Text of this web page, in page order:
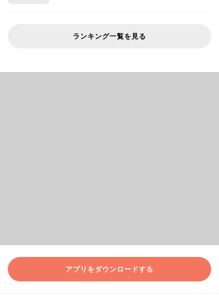
ランキング一覧を見る
アプリをダウンロードする